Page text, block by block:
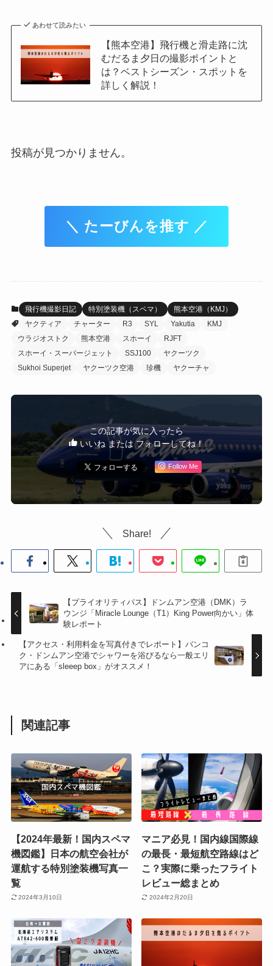
あわせて読みたい
【熊本空港】飛行機と滑走路に沈
むだるま夕日の撮影ポイントと
は？ベストシーズン・スポットを
詳しく解説！
投稿が見つかりません。
＼ たーびんを推す ／
飛行機撮影日記 特別塗装機（スペマ）
熊本空港（KMJ）
ヤクティア
チャーター R3 SYL Yakutia
KMJ
ウラジオストク
熊本空港 スホーイ
RJFT
スホーイ・スーパージェット
SSJ100
ヤクーツク
Sukhoi Superjet
ヤクーツク空港 珍機 ヤクーチャ
この記事が気に入ったら
いいね または フォローしてね！
Follow Me
Share!
【プライオリティパス】ドンムアン空港（DMK）ラ
ウンジ「Miracle Lounge（T1）King Power向かい」体
験レポート
【アクセス・利用料金を写真付きでレポート】バンコ
ク・ドンムアン空港でシャワーを浴びるなら一般エリ
アにある「sleeep box」がオススメ！
関連記事
【2024年最新！国内スペマ
機図鑑】日本の航空会社が
運航する特別塗装機写真一
覧
2024年3月10日
マニア必見！国内線国際線
の最長・最短航空路線はど
こ？実際に乗ったフライト
レビュー総まとめ
2024年2月20日